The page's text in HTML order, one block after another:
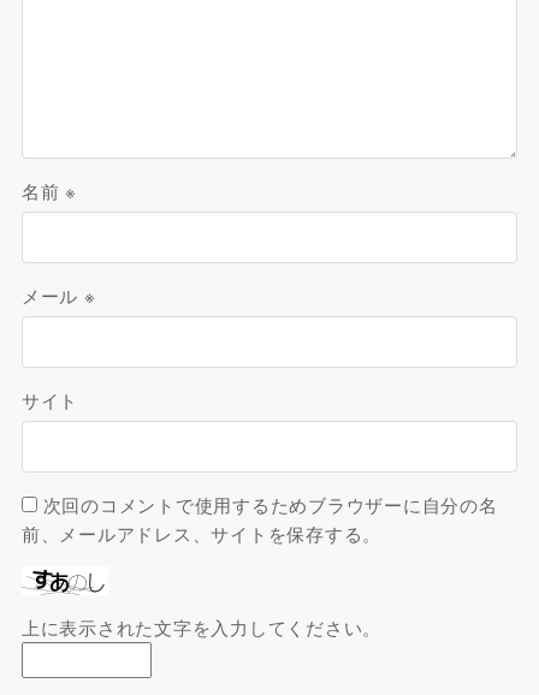
名前※
メール ※
サイト
次回のコメントで使用するためブラウザーに自分の名
前、メールアドレス、サイトを保存する。
上に表示された文字を入力してください。